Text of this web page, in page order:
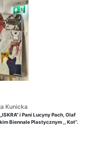
Kunicka
i Pani Lucyny Pach, Olaf
Biennale Plastycznym ,, Kot’’.